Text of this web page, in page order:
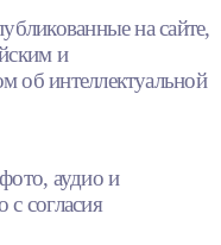
на сайте,
и
об интеллектуальной
аудио и
согласия